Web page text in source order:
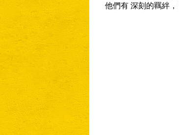
他們有 深刻的羈絆，